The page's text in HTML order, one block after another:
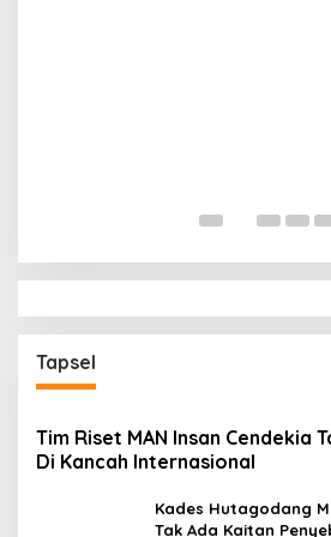
Tapsel
Tim Riset MAN Insan Cendekia
Di Kancah Internasional
Kades Hutagodang
Tak Ada Kaitan